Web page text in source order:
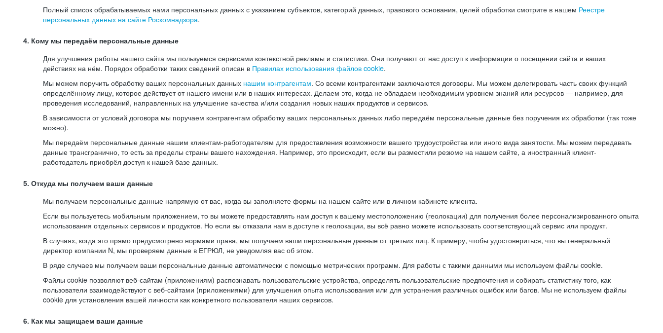
Полный список обрабатываемых нами персональных данных с указанием субъектов, категорий данных, правового основания, целей обработки смотрите в нашем Реестре
персональных данных на сайте Роскомнадзора.
4. Кому мы передаём персональные данные
Для улучшения работы нашего сайта мы пользуемся сервисами контекстной рекламы и статистики. Они получают от нас доступ к информации о посещении сайта и ваших
действиях на нём. Порядок обработки таких сведений описан в Правилах использования файлов cookie.
Мы можем поручить обработку ваших персональных данных нашим контрагентам. Со всеми контрагентами заключаются договоры. Мы можем делегировать часть своих функций
определённому лицу, которое действует от нашего имени или в наших интересах. Делаем это, когда не обладаем необходимым уровнем знаний или ресурсов — например, для
проведения исследований, направленных на улучшение качества и/или создания новых наших продуктов и сервисов.
В зависимости от условий договора мы поручаем контрагентам обработку ваших персональных данных либо передаём персональные данные без поручения их обработки (так тоже
можно).
Мы передаём персональные данные нашим клиентам-работодателям для предоставления возможности вашего трудоустройства или иного вида занятости. Мы можем передавать
данные трансгранично, то есть за пределы страны вашего нахождения. Например, это происходит, если вы разместили резюме на нашем сайте, а иностранный клиент-
работодатель приобрёл доступ к нашей базе данных.
5. Откуда мы получаем ваши данные
Мы получаем персональные данные напрямую от вас, когда вы заполняете формы на нашем сайте или в личном кабинете клиента.
Если вы пользуетесь мобильным приложением, то вы можете предоставлять нам доступ к вашему местоположению (геолокации) для получения более персонализированного опыта
использования отдельных сервисов и продуктов. Но если вы отказали нам в доступе к геолокации, вы всё равно можете использовать соответствующий сервис или продукт.
В случаях, когда это прямо предусмотрено нормами права, мы получаем ваши персональные данные от третьих лиц. К примеру, чтобы удостовериться, что вы генеральный
директор компании N, мы проверяем данные в ЕГРЮЛ, не уведомляя вас об этом.
В ряде случаев мы получаем ваши персональные данные автоматически с помощью метрических программ. Для работы с такими данными мы используем файлы cookie.
Файлы cookie позволяют веб-сайтам (приложениям) распознавать пользовательские устройства, определять пользовательские предпочтения и собирать статистику того, как
пользователи взаимодействуют с веб-сайтами (приложениями) для улучшения опыта использования или для устранения различных ошибок или багов. Мы не используем файлы
cookie для установления вашей личности как конкретного пользователя наших сервисов.
6. Как мы защищаем ваши данные